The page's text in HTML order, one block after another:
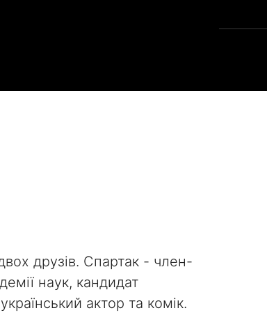
друзів. Спартак - член-
наук, кандидат
актор та комік.